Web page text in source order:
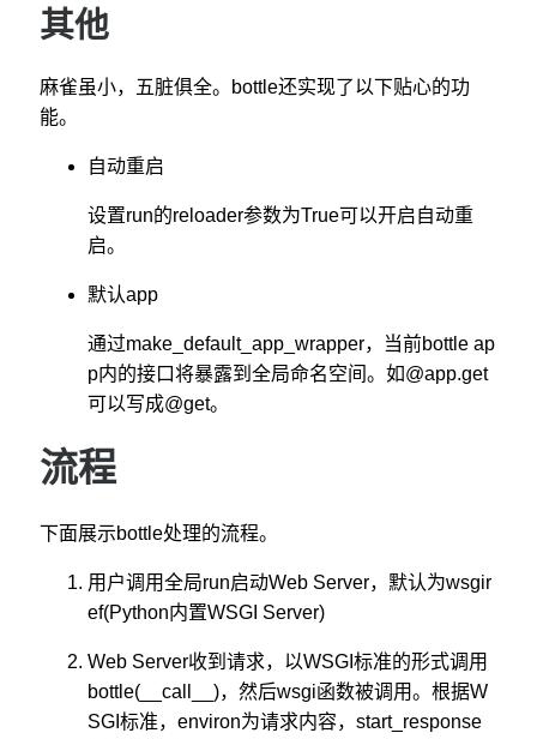
其他
麻雀虽小，五脏俱全。bottle还实现了以下贴心的功
能。
自动重启
设置run的reloader参数为True可以开启自动重
启。
默认app
通过make_default_app_wrapper，当前bottle ap
p内的接口将暴露到全局命名空间。如@app.get
可以写成@get。
流程
下面展示bottle处理的流程。
用户调用全局run启动Web Server，默认为wsgir
ef(Python内置WSGI Server)
Web Server收到请求，以WSGI标准的形式调用
bottle(__call__)，然后wsgi函数被调用。根据W
SGI标准，environ为请求内容，start_response